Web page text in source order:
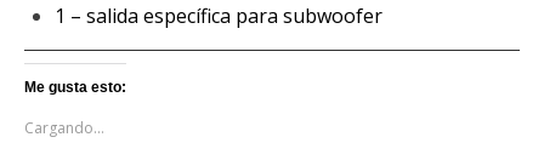
1 – salida específica para subwoofer
Me gusta esto:
Cargando...